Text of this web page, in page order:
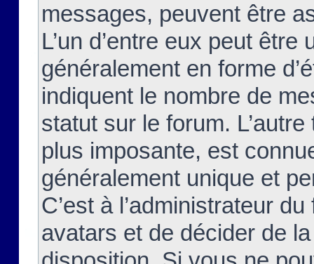
messages, peuvent être
L’un d’entre eux peut
généralement en forme
indiquent le nombre de
statut sur le forum.
plus imposante, est
généralement unique et
C’est à l’administrateur
avatars et de décider de